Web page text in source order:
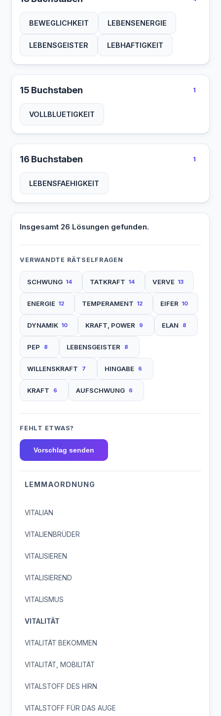
BEWEGLICHKEIT LEBENSENERGIE
LEBENSGEISTER LEBHAFTIGKEIT
15 Buchstaben 1
VOLLBLUETIGKEIT
16 Buchstaben 1
LEBENSFAEHIGKEIT
Insgesamt 26 Lösungen gefunden.
VERWANDTE RÄTSELFRAGEN
SCHWUNG 14 TATKRAFT 14 VERVE 13
ENERGIE 12 TEMPERAMENT 12 EIFER 10
DYNAMIK 10 KRAFT, POWER 9 ELAN 8
PEP 8 LEBENSGEISTER 8
WILLENSKRAFT 7 HINGABE 6
KRAFT 6 AUFSCHWUNG 6
FEHLT ETWAS?
Vorschlag senden
LEMMAORDNUNG
VITALIAN
VITALIENBRÜDER
VITALISIEREN
VITALISIEREND
VITALISMUS
VITALITÄT
VITALITÄT BEKOMMEN
VITALITÄT, MOBILITÄT
VITALSTOFF DES HIRN
VITALSTOFF FÜR DAS AUGE